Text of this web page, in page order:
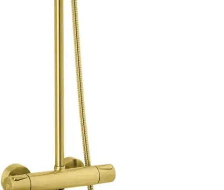
Messinki sulautuu luonnollisesti ympäristöönsä ja lisää samalla
ylimääräisen ulottuvuuden. Sillä saadaan aikaan lämmin ja mukava
vaikutelma – tai viileä ja urbaani. Erityisen PVD-pinnoituksen
ansiosta pinta hylkii erittäin hyvin naarmuja ja
haalenemista.Teleskooppinen suihkuputki (säädettävä korkeus),
vaihdin kahvassa, virtaama 9l/min
Oletko tyytyväinen tuotetietoihin?
Ovatko tuotetiedot riittävät? Jos tuotetiedoissa on puutteita tai niitä
voisi muuten parantaa, anna palautetta.
Anna palautetta,Avautuu uuteen välilehteen